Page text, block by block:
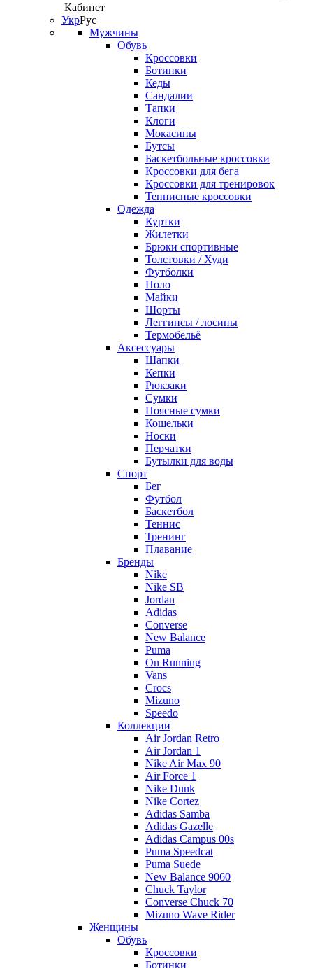
Кабинет
УкрРус
Мужчины
Обувь
Кроссовки
Ботинки
Кеды
Сандалии
Тапки
Клоги
Мокасины
Бутсы
Баскетбольные кроссовки
Кроссовки для бега
Кроссовки для тренировок
Теннисные кроссовки
Одежда
Куртки
Жилетки
Брюки спортивные
Толстовки / Худи
Футболки
Поло
Майки
Шорты
Леггинсы / лосины
Термобельё
Аксессуары
Шапки
Кепки
Рюкзаки
Сумки
Поясные сумки
Кошельки
Носки
Перчатки
Бутылки для воды
Спорт
Бег
Футбол
Баскетбол
Теннис
Тренинг
Плавание
Бренды
Nike
Nike SB
Jordan
Adidas
Converse
New Balance
Puma
On Running
Vans
Crocs
Mizuno
Speedo
Коллекции
Air Jordan Retro
Air Jordan 1
Nike Air Max 90
Air Force 1
Nike Dunk
Nike Cortez
Adidas Samba
Adidas Gazelle
Adidas Campus 00s
Puma Speedcat
Puma Suede
New Balance 9060
Chuck Taylor
Converse Chuck 70
Mizuno Wave Rider
Женщины
Обувь
Кроссовки
Ботинки